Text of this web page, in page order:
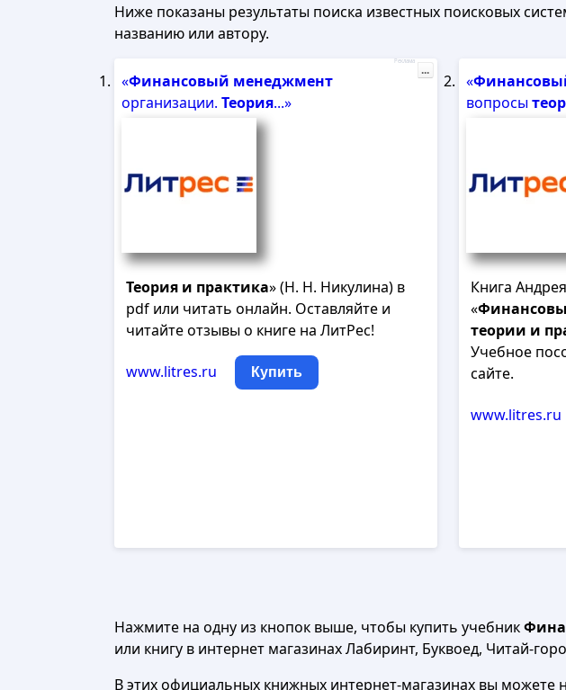
Ниже показаны результаты поиска известных поисковых
названию или автору.
«Финансовый менеджмент
организации. Теория...»
Теория и практика» (Н. Н. Никулина) в
pdf или читать онлайн. Оставляйте и
читайте отзывы о книге на ЛитРес!
www.litres.ru Купить
Реклама
...
«
вопросы
Книга
«
теории и
Учебное
сайте.
www.litres.ru
Нажмите на одну из кнопок выше, чтобы купить учебник
или книгу в интернет магазинах Лабиринт, Буквоед, Читай-
В этих официальных книжных интернет-магазинах вы можете